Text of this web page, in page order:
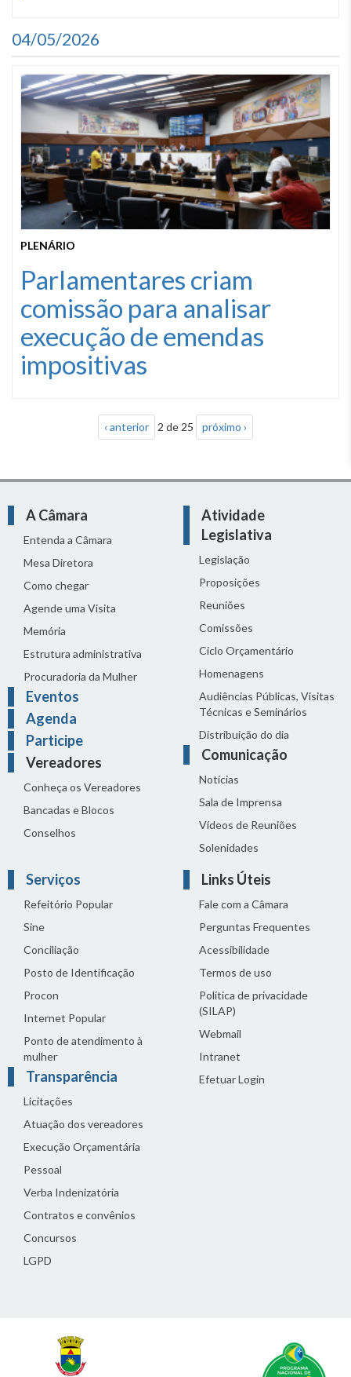
04/05/2026
PLENÁRIO
Parlamentares criam
comissão para analisar
execução de emendas
impositivas
‹ anterior 2 de 25 próximo ›
A Câmara
Entenda a Câmara
Mesa Diretora
Como chegar
Agende uma Visita
Memória
Estrutura administrativa
Procuradoria da Mulher
Eventos
Agenda
Participe
Vereadores
Conheça os Vereadores
Bancadas e Blocos
Conselhos
Atividade
Legislativa
Legislação
Proposições
Reuniões
Comissões
Ciclo Orçamentário
Homenagens
Audiências Públicas, Visitas
Técnicas e Seminários
Distribuição do dia
Comunicação
Notícias
Sala de Imprensa
Vídeos de Reuniões
Solenidades
Serviços
Refeitório Popular
Sine
Conciliação
Posto de Identificação
Procon
Internet Popular
Ponto de atendimento à
mulher
Transparência
Licitações
Atuação dos vereadores
Execução Orçamentária
Pessoal
Verba Indenizatória
Contratos e convênios
Concursos
LGPD
Links Úteis
Fale com a Câmara
Perguntas Frequentes
Acessibilidade
Termos de uso
Política de privacidade
(SILAP)
Webmail
Intranet
Efetuar Login